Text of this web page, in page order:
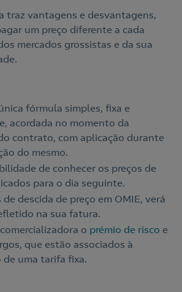
traz vantagens e desvantagens,
um preço diferente a cada
mercados grossistas e da sua
fórmula simples, fixa e
acordada no momento da
contrato, com aplicação durante
do mesmo.
de conhecer os preços de
para o dia seguinte.
de descida de preço em OMIE, verá
na sua fatura.
o prémio de risco e
que estão associados à
uma tarifa fixa.